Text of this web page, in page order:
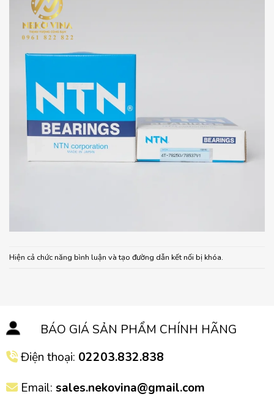
Hiện cả chức năng bình luận và tạo đường dẫn kết nối bị khóa.
BÁO GIÁ SẢN PHẨM CHÍNH HÃNG
Điện thoại: 02203.832.838
Email: sales.nekovina@gmail.com